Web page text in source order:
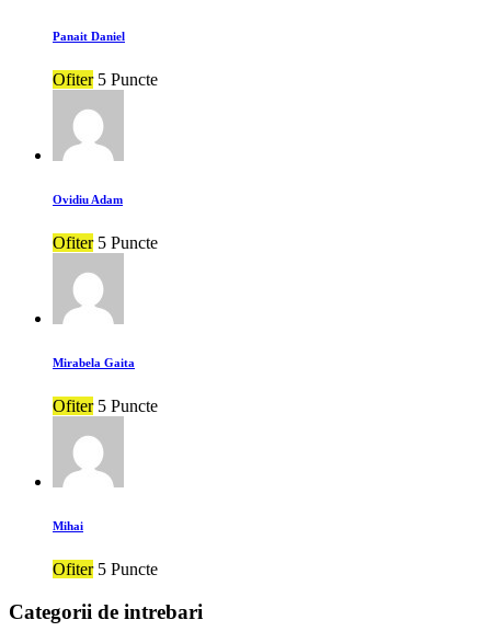
Panait Daniel
Ofiter 5 Puncte
Ovidiu Adam
Ofiter 5 Puncte
Mirabela Gaita
Ofiter 5 Puncte
Mihai
Ofiter 5 Puncte
Categorii de intrebari